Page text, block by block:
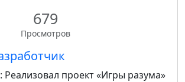
679
Просмотров
проект «Игры разума»